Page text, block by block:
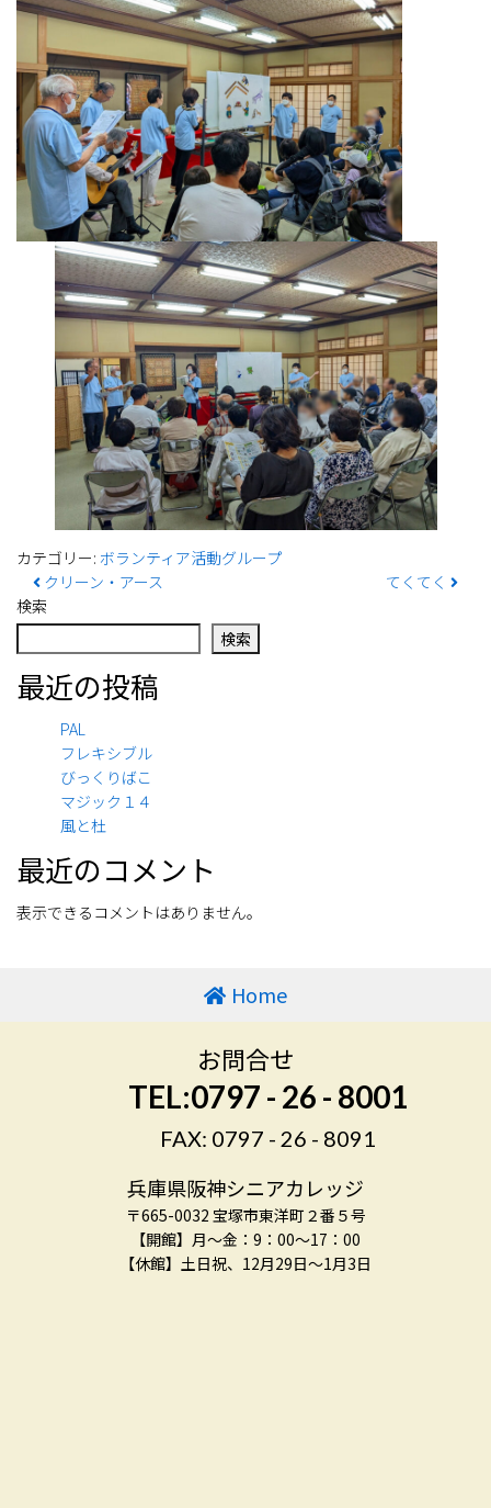
カテゴリー: ボランティア活動グループ
投稿ナビゲーション
クリーン・アース
てくてく
検索
検索
最近の投稿
PAL
フレキシブル
びっくりばこ
マジック１４
風と杜
最近のコメント
表示できるコメントはありません。
Home
お問合せ
TEL:0797 - 26 - 8001
FAX: 0797 - 26 - 8091
兵庫県阪神シニアカレッジ
〒665-0032 宝塚市東洋町２番５号
【開館】月～金：9：00～17：00
【休館】土日祝、12月29日～1月3日